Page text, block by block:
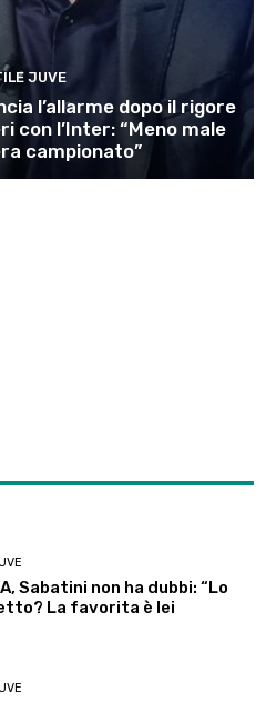
JUVE
l’allarme dopo il rigore
con l’Inter: “Meno male
campionato”
Sabatini non ha dubbi: “Lo
La favorita è lei